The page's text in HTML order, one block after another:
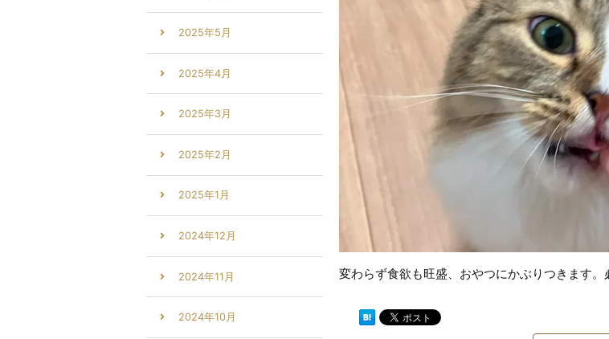
変わらず食欲も旺盛、おやつにかぶりつきます。
2025年5月
2025年4月
2025年3月
2025年2月
2025年1月
2024年12月
2024年11月
2024年10月